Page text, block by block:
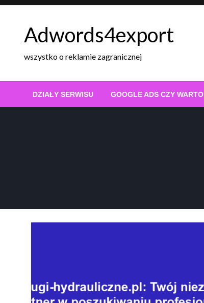
Skip
Adwords4export
wszystko o reklamie zagranicznej
DZIAŁY SERWISU GOOGLE ADS CZY WARTO